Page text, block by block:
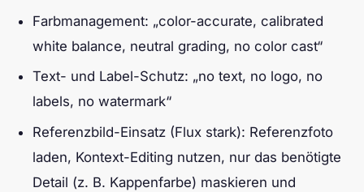
Farbmanagement: „color-accurate, calibrated
white balance, neutral grading, no color cast“
Text- und Label-Schutz: „no text, no logo, no
labels, no watermark“
Referenzbild-Einsatz (Flux stark): Referenzfoto
laden, Kontext-Editing nutzen, nur das benötigte
Detail (z. B. Kappenfarbe) maskieren und